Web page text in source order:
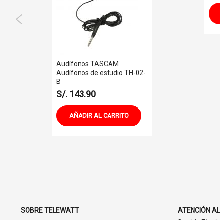
Audífonos TASCAM
Audífonos de estudio TH-02-
B
S/. 143.90
AÑADIR AL CARRITO
SOBRE TELEWATT ATENCIÓN